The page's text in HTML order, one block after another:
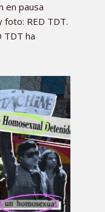
en pausa
foto: RED TDT.
TDT ha